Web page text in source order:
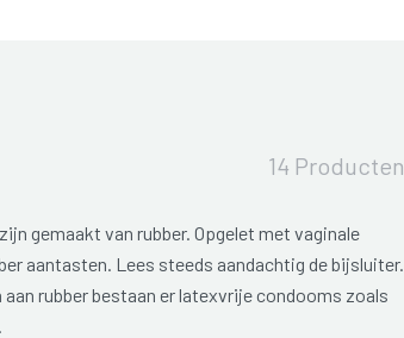
14 Producten
gemaakt van rubber. Opgelet met vaginale
aantasten. Lees steeds aandachtig de bijsluiter.
aan rubber bestaan er latexvrije condooms zoals